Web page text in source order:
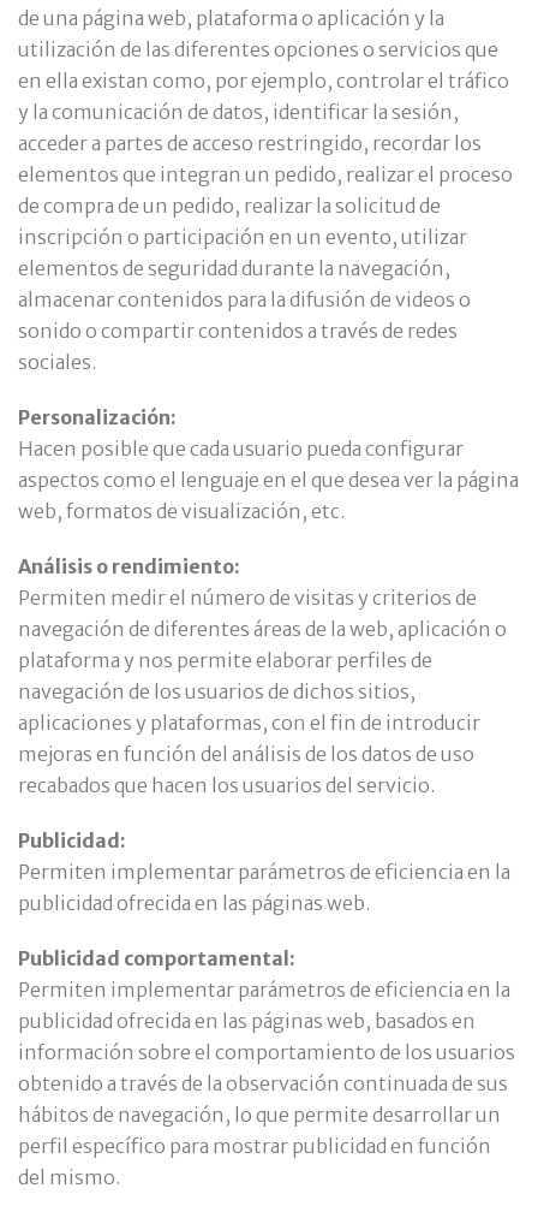
de una página web, plataforma o aplicación y la
utilización de las diferentes opciones o servicios que
en ella existan como, por ejemplo, controlar el tráfico
y la comunicación de datos, identificar la sesión,
acceder a partes de acceso restringido, recordar los
elementos que integran un pedido, realizar el proceso
de compra de un pedido, realizar la solicitud de
inscripción o participación en un evento, utilizar
elementos de seguridad durante la navegación,
almacenar contenidos para la difusión de videos o
sonido o compartir contenidos a través de redes
sociales.
Personalización:
Hacen posible que cada usuario pueda configurar
aspectos como el lenguaje en el que desea ver la página
web, formatos de visualización, etc.
Análisis o rendimiento:
Permiten medir el número de visitas y criterios de
navegación de diferentes áreas de la web, aplicación o
plataforma y nos permite elaborar perfiles de
navegación de los usuarios de dichos sitios,
aplicaciones y plataformas, con el fin de introducir
mejoras en función del análisis de los datos de uso
recabados que hacen los usuarios del servicio.
Publicidad:
Permiten implementar parámetros de eficiencia en la
publicidad ofrecida en las páginas web.
Publicidad comportamental:
Permiten implementar parámetros de eficiencia en la
publicidad ofrecida en las páginas web, basados en
información sobre el comportamiento de los usuarios
obtenido a través de la observación continuada de sus
hábitos de navegación, lo que permite desarrollar un
perfil específico para mostrar publicidad en función
del mismo.